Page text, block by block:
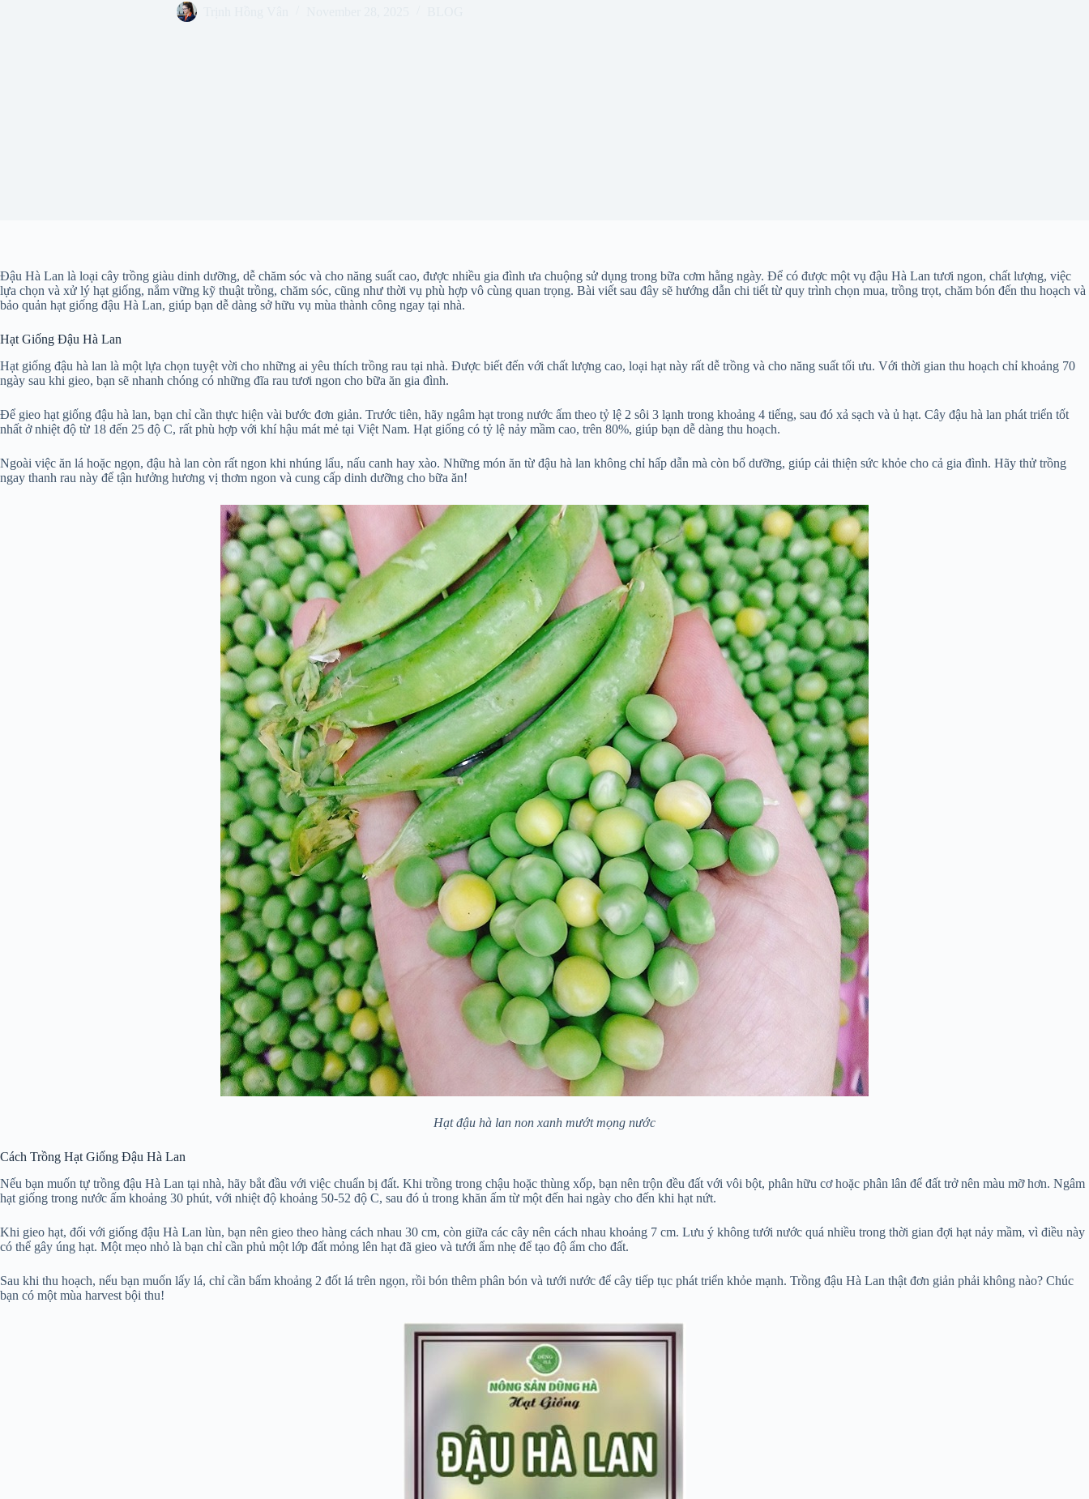
Đậu Hà Lan là loại cây trồng giàu dinh dưỡng, dễ chăm sóc và cho năng suất cao, được nhiều gia đình ưa chuộng sử dụng trong bữa cơm hằng ngày. Để có được một vụ đậu Hà Lan tươi ngon, chất lượng, việc
lựa chọn và xử lý hạt giống, nắm vững kỹ thuật trồng, chăm sóc, cũng như thời vụ phù hợp vô cùng quan trọng. Bài viết sau đây sẽ hướng dẫn chi tiết từ quy trình chọn mua, trồng trọt, chăm bón đến thu hoạch và
bảo quản hạt giống đậu Hà Lan, giúp bạn dễ dàng sở hữu vụ mùa thành công ngay tại nhà.
Hạt Giống Đậu Hà Lan
Hạt giống đậu hà lan là một lựa chọn tuyệt vời cho những ai yêu thích trồng rau tại nhà. Được biết đến với chất lượng cao, loại hạt này rất dễ trồng và cho năng suất tối ưu. Với thời gian thu hoạch chỉ khoảng 70
ngày sau khi gieo, bạn sẽ nhanh chóng có những đĩa rau tươi ngon cho bữa ăn gia đình.
Để gieo hạt giống đậu hà lan, bạn chỉ cần thực hiện vài bước đơn giản. Trước tiên, hãy ngâm hạt trong nước ấm theo tỷ lệ 2 sôi 3 lạnh trong khoảng 4 tiếng, sau đó xả sạch và ủ hạt. Cây đậu hà lan phát triển tốt
nhất ở nhiệt độ từ 18 đến 25 độ C, rất phù hợp với khí hậu mát mẻ tại Việt Nam. Hạt giống có tỷ lệ nảy mầm cao, trên 80%, giúp bạn dễ dàng thu hoạch.
Ngoài việc ăn lá hoặc ngọn, đậu hà lan còn rất ngon khi nhúng lẩu, nấu canh hay xào. Những món ăn từ đậu hà lan không chỉ hấp dẫn mà còn bổ dưỡng, giúp cải thiện sức khỏe cho cả gia đình. Hãy thử trồng
ngay thanh rau này để tận hưởng hương vị thơm ngon và cung cấp dinh dưỡng cho bữa ăn!
Hạt đậu hà lan non xanh mướt mọng nước
Cách Trồng Hạt Giống Đậu Hà Lan
Nếu bạn muốn tự trồng đậu Hà Lan tại nhà, hãy bắt đầu với việc chuẩn bị đất. Khi trồng trong chậu hoặc thùng xốp, bạn nên trộn đều đất với vôi bột, phân hữu cơ hoặc phân lân để đất trở nên màu mỡ hơn. Ngâm
hạt giống trong nước ấm khoảng 30 phút, với nhiệt độ khoảng 50-52 độ C, sau đó ủ trong khăn ấm từ một đến hai ngày cho đến khi hạt nứt.
Khi gieo hạt, đối với giống đậu Hà Lan lùn, bạn nên gieo theo hàng cách nhau 30 cm, còn giữa các cây nên cách nhau khoảng 7 cm. Lưu ý không tưới nước quá nhiều trong thời gian đợi hạt nảy mầm, vì điều này
có thể gây úng hạt. Một mẹo nhỏ là bạn chỉ cần phủ một lớp đất mỏng lên hạt đã gieo và tưới ẩm nhẹ để tạo độ ẩm cho đất.
Sau khi thu hoạch, nếu bạn muốn lấy lá, chỉ cần bấm khoảng 2 đốt lá trên ngọn, rồi bón thêm phân bón và tưới nước để cây tiếp tục phát triển khỏe mạnh. Trồng đậu Hà Lan thật đơn giản phải không nào? Chúc
bạn có một mùa harvest bội thu!